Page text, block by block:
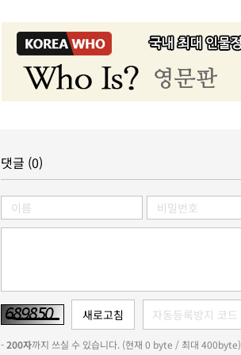
댓글 (0)
-200자까지 쓰실 수 있습니다. (현재 0 byte / 최대 400byte)